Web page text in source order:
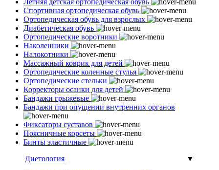
Спортивная ортопедическая обувь
Ортопедическая обувь для взрослых
Диабетическая обувь
Ортопедические воротники
Наколенники
Налокотники
Массажный коврик для детей
Ортопедические коленные стулья
Ортопедические стельки
Корректоры осанки для детей
Бандажи грыжевые
Бандажи при опущении внутренних органов
Фиксаторы суставов
Поясничные корсеты
Бинты эластичные
Диетология
▼